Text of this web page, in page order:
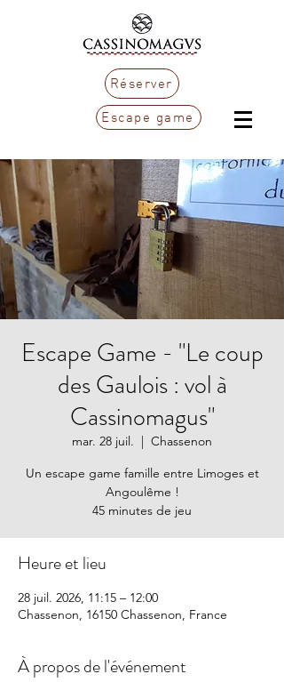
Réserver
Escape game
Escape Game - "Le coup
des Gaulois : vol à
Cassinomagus"
mar. 28 juil.
  |
Chassenon
Un escape game famille entre Limoges et
Angoulême !
45 minutes de jeu
Heure et lieu
28 juil. 2026, 11:15 – 12:00
Chassenon, 16150 Chassenon, France
À propos de l'événement